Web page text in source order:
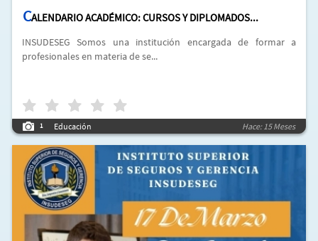
CALENDARIO ACADÉMICO: CURSOS Y DIPLOMADOS...
INSUDESEG Somos una institución encargada de formar a
profesionales en materia de se...
1 Educación Hace: 15 Meses